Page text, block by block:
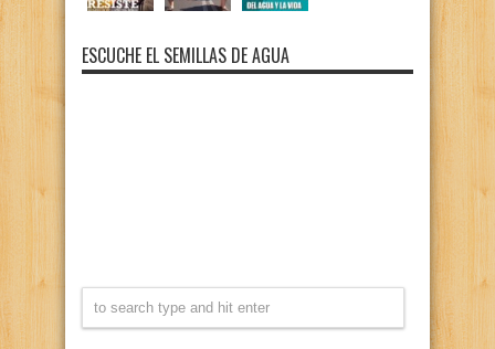
ESCUCHE EL SEMILLAS DE AGUA